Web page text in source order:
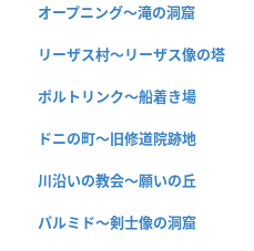
オープニング〜滝の洞窟
リーザス村〜リーザス像の塔
ポルトリンク〜船着き場
ドニの町〜旧修道院跡地
川沿いの教会〜願いの丘
パルミド〜剣士像の洞窟